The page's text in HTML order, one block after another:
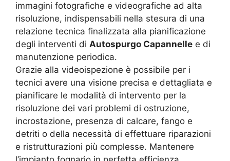
immagini fotografiche e videografiche ad alta
risoluzione, indispensabili nella stesura di una
relazione tecnica finalizzata alla pianificazione
degli interventi di Autospurgo Capannelle e di
manutenzione periodica.
Grazie alla videoispezione è possibile per i
tecnici avere una visione precisa e dettagliata e
pianificare le modalità di intervento per la
risoluzione dei vari problemi di ostruzione,
incrostazione, presenza di calcare, fango e
detriti o della necessità di effettuare riparazioni
e ristrutturazioni più complesse. Mantenere